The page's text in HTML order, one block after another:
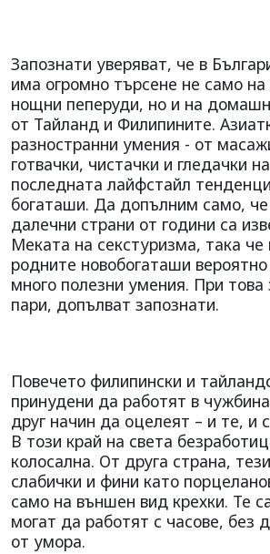
Запознати уверяват, че в
има огромно търсене не само на
нощни пеперуди, но и на
от Тайланд и Филипините.
разностранни умения - от
готвачки, чистачки и гледачки
последната лайфстайл
богаташи. Да допълним само,
далечни страни от години са
Меката на секстуризма, така че
родните новобогаташи
много полезни умения. При
пари, допълват запознати.
Повечето филипински и
принудени да работят в
друг начин да оцелеят – и те, и
В този край на света
колосална. От друга страна,
слабички и фини като
само на външен вид крехки. Те
могат да работят с часове, без
от умора.